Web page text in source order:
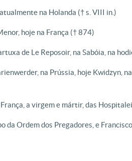
atualmente na Holanda († s. VIII in.)
hoje na França († 874)
de Le Reposoir, na Sabóia, na
na Prússia, hoje Kwidzyn,
França, a virgem e mártir, das
da Ordem dos Pregadores, e